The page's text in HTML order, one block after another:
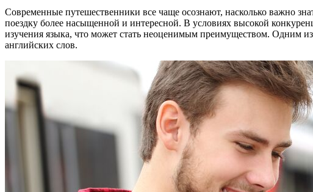
Современные путешественники все чаще осознают, насколько важно
поездку более насыщенной и интересной. В условиях высокой
изучения языка, что может стать неоценимым преимуществом. Одним
английских слов.